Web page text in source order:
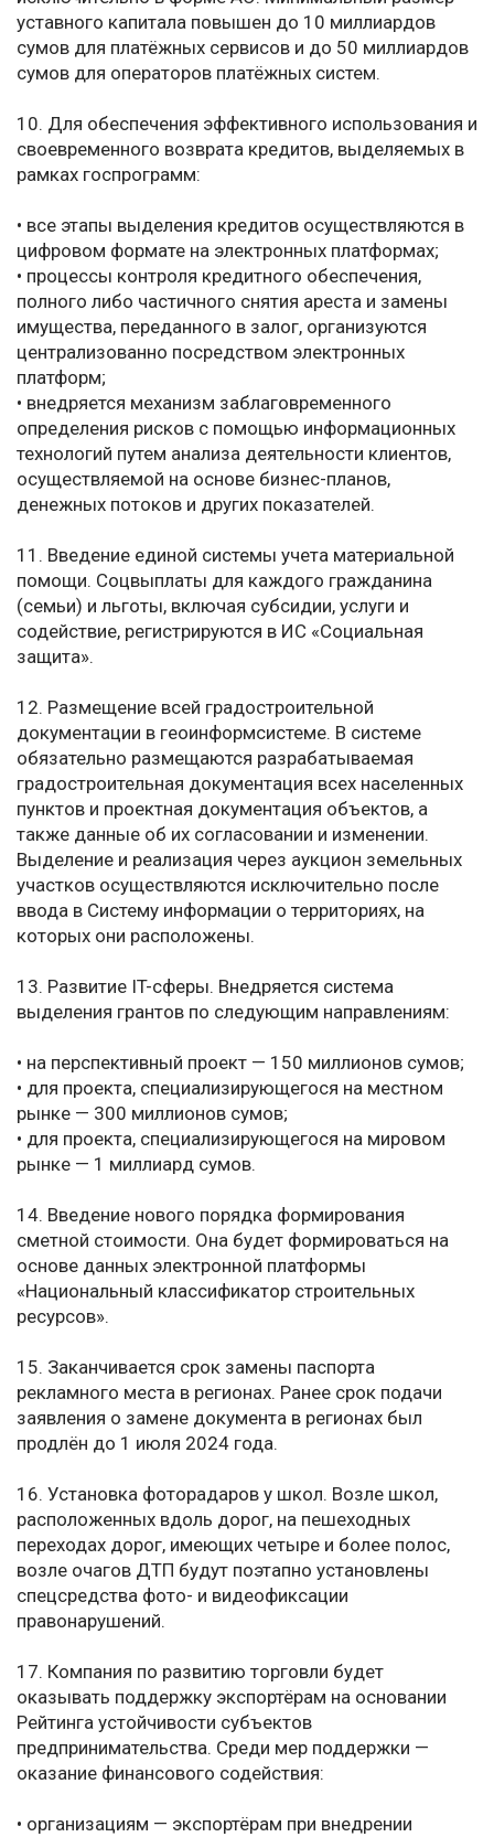
уставного капитала повышен до 10 миллиардов
сумов для платёжных сервисов и до 50 миллиардов
сумов для операторов платёжных систем.
10. Для обеспечения эффективного использования и
своевременного возврата кредитов, выделяемых в
рамках госпрограмм:
• все этапы выделения кредитов осуществляются в
цифровом формате на электронных платформах;
• процессы контроля кредитного обеспечения,
полного либо частичного снятия ареста и замены
имущества, переданного в залог, организуются
централизованно посредством электронных
платформ;
• внедряется механизм заблаговременного
определения рисков с помощью информационных
технологий путем анализа деятельности клиентов,
осуществляемой на основе бизнес-планов,
денежных потоков и других показателей.
11. Введение единой системы учета материальной
помощи. Соцвыплаты для каждого гражданина
(семьи) и льготы, включая субсидии, услуги и
содействие, регистрируются в ИС «Социальная
защита».
12. Размещение всей градостроительной
документации в геоинформсистеме. В системе
обязательно размещаются разрабатываемая
градостроительная документация всех населенных
пунктов и проектная документация объектов, а
также данные об их согласовании и изменении.
Выделение и реализация через аукцион земельных
участков осуществляются исключительно после
ввода в Систему информации о территориях, на
которых они расположены.
13. Развитие IT-сферы. Внедряется система
выделения грантов по следующим направлениям:
• на перспективный проект — 150 миллионов сумов;
• для проекта, специализирующегося на местном
рынке — 300 миллионов сумов;
• для проекта, специализирующегося на мировом
рынке — 1 миллиард сумов.
14. Введение нового порядка формирования
сметной стоимости. Она будет формироваться на
основе данных электронной платформы
«Национальный классификатор строительных
ресурсов».
15. Заканчивается срок замены паспорта
рекламного места в регионах. Ранее срок подачи
заявления о замене документа в регионах был
продлён до 1 июля 2024 года.
16. Установка фоторадаров у школ. Возле школ,
расположенных вдоль дорог, на пешеходных
переходах дорог, имеющих четыре и более полос,
возле очагов ДТП будут поэтапно установлены
спецсредства фото- и видеофиксации
правонарушений.
17. Компания по развитию торговли будет
оказывать поддержку экспортёрам на основании
Рейтинга устойчивости субъектов
предпринимательства. Среди мер поддержки —
оказание финансового содействия:
• организациям — экспортёрам при внедрении